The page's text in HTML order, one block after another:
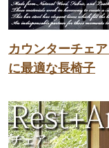
カウンターチェ
に最適な長椅子